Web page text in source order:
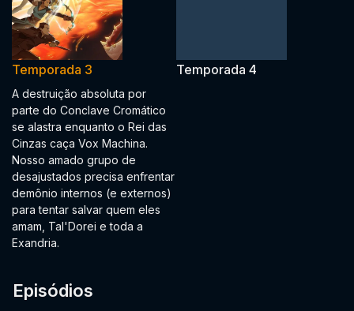
Temporada 3
A destruição absoluta por
parte do Conclave Cromático
se alastra enquanto o Rei das
Cinzas caça Vox Machina.
Nosso amado grupo de
desajustados precisa enfrentar
demônio internos (e externos)
para tentar salvar quem eles
amam, Tal'Dorei e toda a
Exandria.
Temporada 4
Episódios